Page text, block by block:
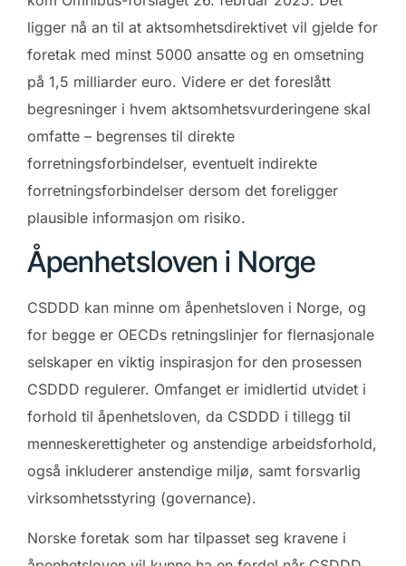
ligger nå an til at aktsomhetsdirektivet vil gjelde for
foretak med minst 5000 ansatte og en omsetning
på 1,5 milliarder euro. Videre er det foreslått
begresninger i hvem aktsomhetsvurderingene skal
omfatte – begrenses til direkte
forretningsforbindelser, eventuelt indirekte
forretningsforbindelser dersom det foreligger
plausible informasjon om risiko.
Åpenhetsloven i Norge
CSDDD kan minne om åpenhetsloven i Norge, og
for begge er OECDs retningslinjer for flernasjonale
selskaper en viktig inspirasjon for den prosessen
CSDDD regulerer. Omfanget er imidlertid utvidet i
forhold til åpenhetsloven, da CSDDD i tillegg til
menneskerettigheter og anstendige arbeidsforhold,
også inkluderer anstendige miljø, samt forsvarlig
virksomhetsstyring (governance).
Norske foretak som har tilpasset seg kravene i